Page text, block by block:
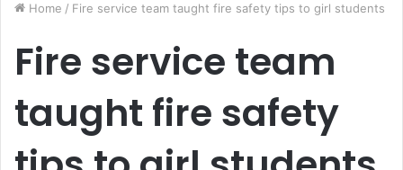
Home / Fire service team taught fire safety tips to girl students
Fire service team
taught fire safety